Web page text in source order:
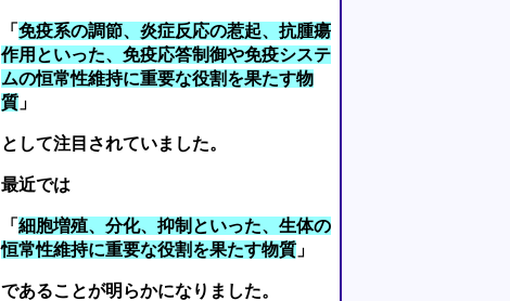
「 免疫系の調節、炎症反応の惹起、抗腫瘍
作用といった、免疫応答制御や免疫システ
ムの恒常性維持に重要な役割を果たす物
質 」
として注目されていました。
最近では
「 細胞増殖、分化、抑制といった、生体の
恒常性維持に重要な役割を果たす物質 」
であることが明らかになりました。